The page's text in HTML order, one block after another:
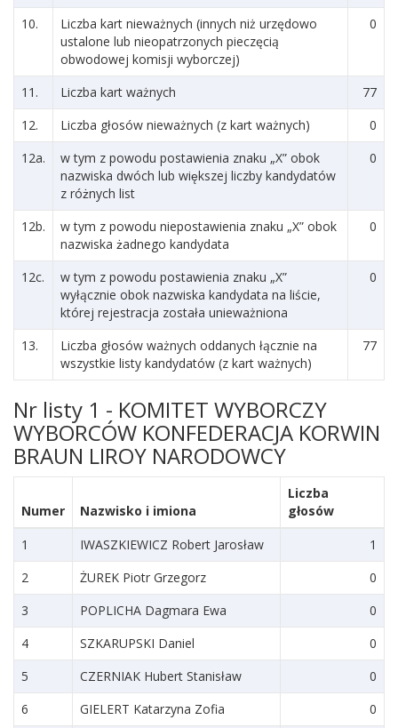
10.
Liczba kart nieważnych (innych niż urzędowo
ustalone lub nieopatrzonych pieczęcią
obwodowej komisji wyborczej)
0
11. Liczba kart ważnych
77
12.
Liczba głosów nieważnych (z kart ważnych)
0
12a.
w tym z powodu postawienia znaku „X” obok
nazwiska dwóch lub większej liczby kandydatów
z różnych list
0
12b.
w tym z powodu niepostawienia znaku „X” obok
nazwiska żadnego kandydata
0
12c.
w tym z powodu postawienia znaku „X”
wyłącznie obok nazwiska kandydata na liście,
której rejestracja została unieważniona
0
13.
Liczba głosów ważnych oddanych łącznie na
wszystkie listy kandydatów (z kart ważnych)
77
Nr listy 1 - KOMITET WYBORCZY
WYBORCÓW KONFEDERACJA KORWIN
BRAUN LIROY NARODOWCY
Numer Nazwisko i imiona
Liczba
głosów
1
IWASZKIEWICZ Robert Jarosław
1
2
ŻUREK Piotr Grzegorz
0
3
POPLICHA Dagmara Ewa
0
4
SZKARUPSKI Daniel
0
5
CZERNIAK Hubert Stanisław
0
6
GIELERT Katarzyna Zofia 0